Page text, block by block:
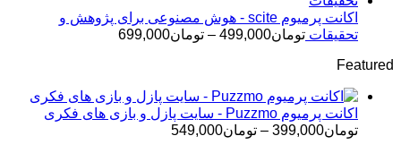
تا
تومان499,000
اکانت پرمیوم scite - هوش مصنوعی برای پژوهش و
تحقیقات تومان499,000
– تومان699,000محدوده
تومان699,000
Featured
اکانت پرمیوم Puzzmo - سایت پازل و بازی های فکری
تومان399,000
– تومان549,000